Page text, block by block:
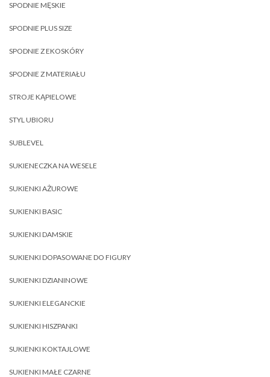
SPODNIE MĘSKIE
SPODNIE PLUS SIZE
SPODNIE Z EKOSKÓRY
SPODNIE Z MATERIAŁU
STROJE KĄPIELOWE
STYL UBIORU
SUBLEVEL
SUKIENECZKA NA WESELE
SUKIENKI AŻUROWE
SUKIENKI BASIC
SUKIENKI DAMSKIE
SUKIENKI DOPASOWANE DO FIGURY
SUKIENKI DZIANINOWE
SUKIENKI ELEGANCKIE
SUKIENKI HISZPANKI
SUKIENKI KOKTAJLOWE
SUKIENKI MAŁE CZARNE